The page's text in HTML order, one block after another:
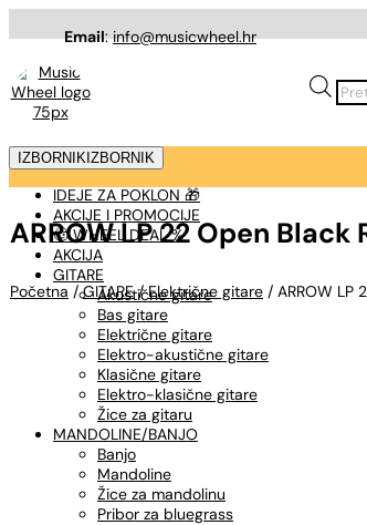
Email: info@musicwheel.hr
IZBORNIK IZBORNIK
IDEJE ZA POKLON 🎁
AKCIJE I PROMOCIJE
🤠 WHEEL DEAL %
AKCIJA
GITARE
Akustične gitare
Bas gitare
Električne gitare
Elektro-akustične gitare
Klasične gitare
Elektro-klasične gitare
Žice za gitaru
MANDOLINE/BANJO
Banjo
Mandoline
Žice za mandolinu
Pribor za bluegrass
ARROW LP 22 Open
Početna /GITARE/Električne gitare / ARROW LP